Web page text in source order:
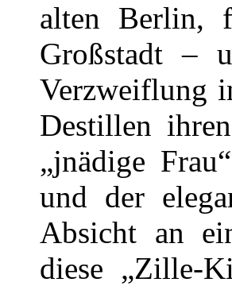
alten Berlin,
Großstadt –
Verzweiflung
Destillen
„jnädige
und der
Absicht an
diese „Zille-